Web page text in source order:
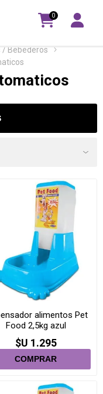
0
/ Bebederos
alimentos Pet
Food 2,5kg azul
$U 1.295